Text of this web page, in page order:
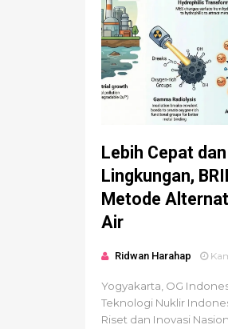
Lebih Cepat
Lingkungan,
Metode
Air
Ridwan Harahap
Yogyakarta, OG
Teknologi Nuklir
Riset dan Inovasi